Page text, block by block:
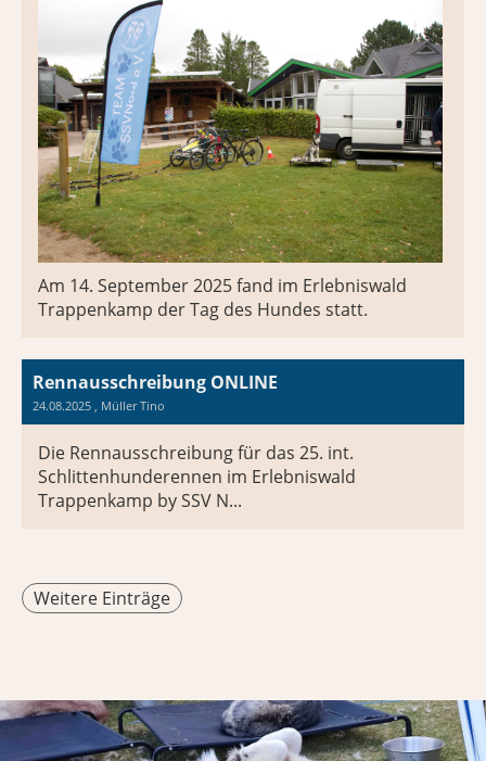
Am 14. September 2025 fand im Erlebniswald
Trappenkamp der Tag des Hundes statt.
Rennausschreibung ONLINE
24.08.2025 , Müller Tino
Die Rennausschreibung für das 25. int.
Schlittenhunderennen im Erlebniswald
Trappenkamp by SSV N...
Weitere Einträge